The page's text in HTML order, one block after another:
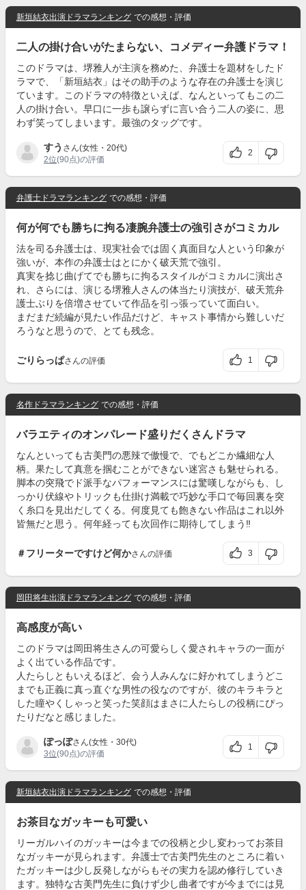
新垣結衣出演ドラマランキング での感想・評価
二人の掛け合いがたまらない、コメディー弁護ドラマ！
このドラマは、堺雅人が主演を務めた、弁護士を題材をしたド
ラマで、「新垣結衣」はその助手のような存在の弁護士を演じ
ています。このドラマの特徴といえば、なんといってもこの二
人の掛け合い。早口に一歩も譲らずに言い合う二人の姿に、思
わず笑ってしまいます。最強のタッグです。
すう さん(女性・20代)
2位(90点)の評価
2
弁護士ドラマランキング での感想・評価
何が何でも勝ちに拘る凄腕弁護士の強引さがコミカル
法を司る弁護士は、現実社会では固く真面目な人という印象が
強いが、本作の弁護士はとにかく破天荒で強引。
真実を捻じ曲げてでも勝ちに拘るスタイルがコミカルに演出さ
れ、さらには、演じる堺雅人さんの体当たり演技が、破天荒弁
護士ぶりを倍増させていて作品を引っ張っていて面白い。
まだまだ続編が見たい作品だけど、キャスト事情から難しいだ
ろうなと思うので、とても残念。
ごりらっぱさんの評価 1
名作ドラマランキング での感想・評価
バラエティのオンパレード盛りだくさんドラマ
なんといっても古美門の悪辣で傲慢で、でもどこか繊細な人
柄。果たして真意を掴むことができない迷宮さも魅せられる。
脚本の突飛でド派手なパフォーマンスには驚嘆しながらも、し
っかり伏線やトリックも仕掛け満載で巧妙な手口で毎回裏を突
く糸口を見出だしてくる。何度見ても飽きない作品はこれ以外
皆無だと思う。何年経っても次回作に期待してしまう‼
＃フリーターですけど何かさんの評価 3
岡田将生出演ドラマランキング での感想・評価
高感度が高い
このドラマは岡田将生さんの可愛らしく愛されキャラの一面が
よく出ている作品です。
人たらしともいえるほど、会う人みんなに好かれてしまうどこ
までも正義に真っ直ぐな男性の役なのですが、彼のキラキラと
した瞳やくしゃっと笑った笑顔はまさに人たらしの役柄にぴっ
たりだなと感じました。
ぽっぽさん(女性・30代)
3位(90点)の評価
1
新垣結衣出演ドラマランキング での感想・評価
お茶目なガッキーも可愛い
リーガルハイのガッキーは今までの役柄と少し変わってお茶目
なガッキーが見られます。弁護士で古美門先生のところに着い
たガッキーは少し反発しながらもその実力を認め修行していき
ます。独特な古美門先生に負けず少し曲者ですが今までには見